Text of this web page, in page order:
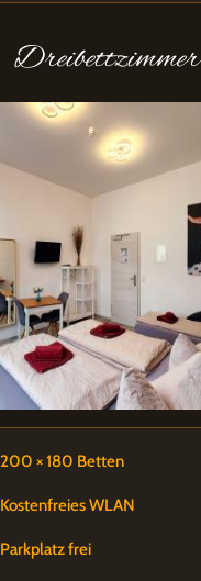
Dreibettzimmer
200 × 180 Betten
Kostenfreies WLAN
Parkplatz frei